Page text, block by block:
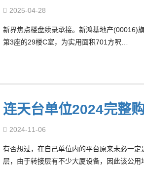
2025-04-28
新界焦点楼盘续录承接。新鸿基地产(00016)
第3座的29楼C室，为实用面积701方呎…
连天台单位2024完整
2024-11-06
有否想过，在自己单位内的平台原来未必一
层，由于转接层有不少大厦设备，因此该公